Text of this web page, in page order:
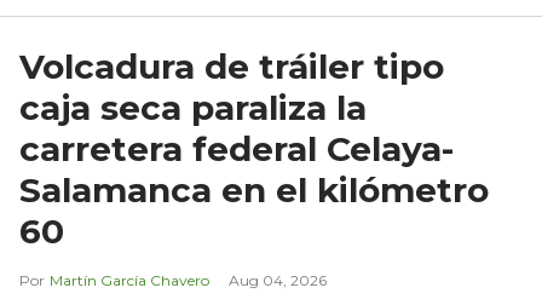
Volcadura de tráiler tipo
caja seca paraliza la
carretera federal Celaya-
Salamanca en el kilómetro
60
Martín García Chavero Aug 04, 2026